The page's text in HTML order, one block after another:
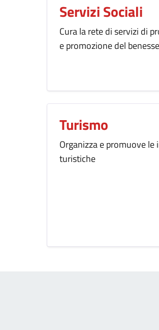
Servizi Sociali
Cura la rete di servizi di
e promozione del
Turismo
Organizza e promuove le
turistiche